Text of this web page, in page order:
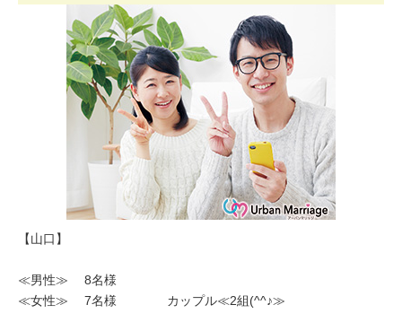
【山口】
≪男性≫ 8名様
≪女性≫ 7名様 カップル≪2組(^^♪≫